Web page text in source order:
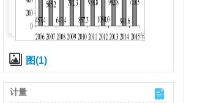
图(1)
计量